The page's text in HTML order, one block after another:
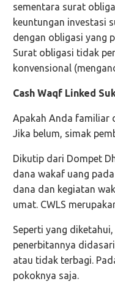
sementara surat
keuntungan investasi
dengan obligasi yang
Surat obligasi tidak
konvensional
Cash Waqf Linked
Apakah Anda familiar
Jika belum, simak
Dikutip dari Dompet
dana wakaf uang
dana dan kegiatan
umat. CWLS
Seperti yang
penerbitannya
atau tidak terbagi.
pokoknya saja.